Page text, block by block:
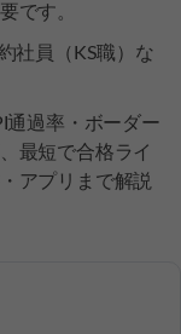
です。
社員（KS職）な
通過率・ボーダー
最短で合格ライ
アプリまで解説